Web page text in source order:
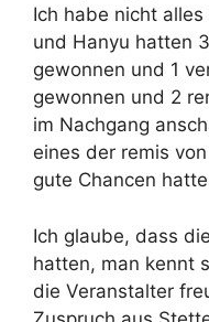
Ich habe nicht
und Hanyu hatten
gewonnen und 1
gewonnen und 2
im Nachgang
eines der remis
gute Chancen
Ich glaube, dass
hatten, man kennt
die Veranstalter